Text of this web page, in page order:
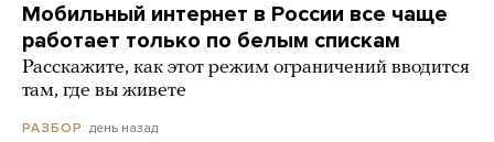
Мобильный интернет в России все чаще
работает только по белым спискам
Расскажите, как этот режим ограничений вводится
там, где вы живете
РАЗБОР день назад